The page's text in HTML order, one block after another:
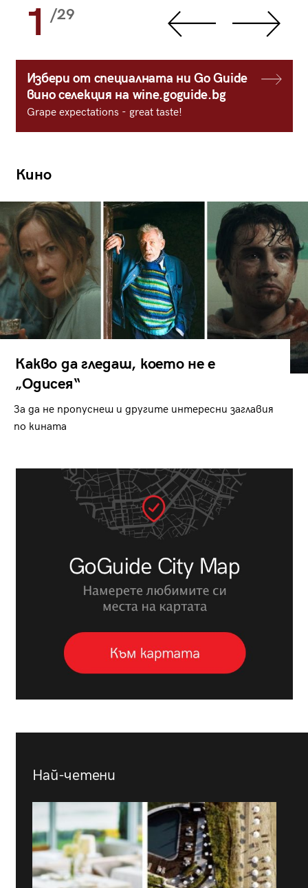
1 /29
Избери от специалната ни Go Guide
вино селекция на wine.goguide.bg
Grape expectations - great taste!
Кино
Какво да гледаш, което не е
„Одисея“
За да не пропуснеш и другите интересни заглавия
по кината
Най-четени